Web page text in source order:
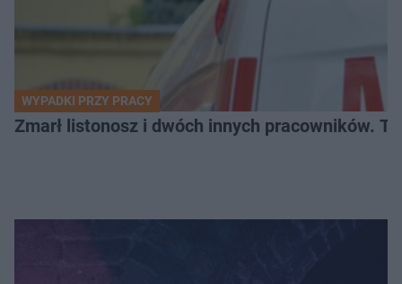
WYPADKI PRZY PRACY
Zmarł listonosz i dwóch innych pracowników.